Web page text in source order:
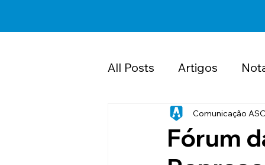
All Posts Artigos
PMDF
Fórum
Comunicação